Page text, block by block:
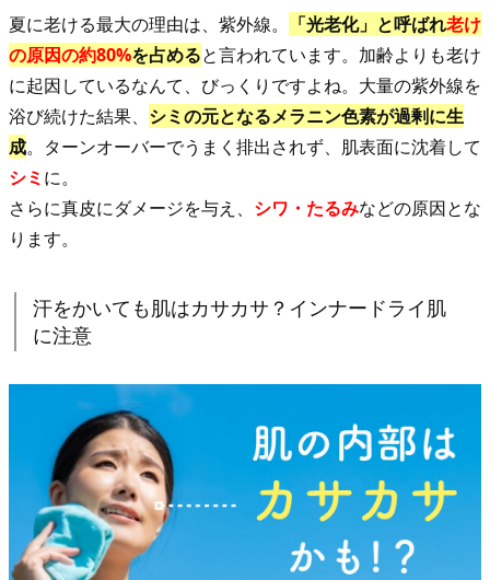
は
カ
サ
カ
サ？
ン
ラ
イ
肌
に
注
意
1.
肌
夏に老ける最大の理由は、紫外線。 「光老化」と呼ばれ老け
の原因の約80%を占めると言われています。加齢よりも老け
に起因しているなんて、びっくりですよね。大量の紫外線を
浴び続けた結果、 シミの元となるメラニン色素が過剰に生
成。ターンオーバーでうまく排出されず、肌表面に沈着して
シミに。
さらに真皮にダメージを与え、 シワ・たるみなどの原因とな
ります。
汗をかいても肌はカサカサ？インナードライ肌
に注意